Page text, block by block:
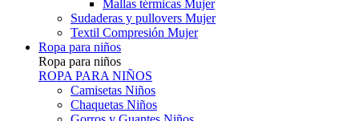
Mallas térmicas Mujer
Sudaderas y pullovers Mujer
Textil Compresión Mujer
Ropa para niños
Ropa para niños
ROPA PARA NIÑOS
Camisetas Niños
Chaquetas Niños